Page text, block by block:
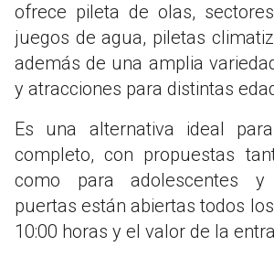
ofrece pileta de olas,
juegos de agua, piletas
además de una amplia
y atracciones para distintas
Es una alternativa ideal
completo, con propuestas
como para adolescentes
puertas están abiertas todos
10:00 horas y el valor de la